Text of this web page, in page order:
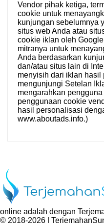
Vendor pihak ketiga,
cookie untuk
kunjungan sebelumnya
situs web Anda atau
cookie iklan oleh
mitranya untuk
Anda berdasarkan
dan/atau situs lain di
menyisih dari iklan hasil
mengunjungi Setelan
mengarahkan
penggunaan cookie
hasil personalisasi
www.aboutads.info.)
online adalah dengan
© 2018-2026 |